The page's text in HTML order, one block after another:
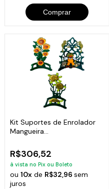
Comprar
Kit Suportes de Enrolador
Mangueira
R$306,52
à vista no Pix ou Boleto
ou10x de R$32,96sem
juros